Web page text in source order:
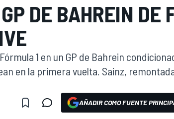
DE BAHREIN DE
1 en un GP de Bahrein
en la primera vuelta. Sainz,
AÑADIR COMO FUENTE